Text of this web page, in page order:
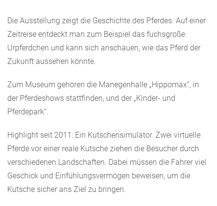
Die Ausstellung zeigt die Geschichte des Pferdes. Auf einer
Zeitreise entdeckt man zum Beispiel das fuchsgroße
Urpferdchen und kann sich anschauen, wie das Pferd der
Zukunft aussehen könnte.
Zum Museum gehören die Manegenhalle „Hippomax“, in
der Pferdeshows stattfinden, und der „Kinder- und
Pferdepark“.
Highlight seit 2011: Ein Kutschensimulator. Zwei virtuelle
Pferde vor einer reale Kutsche ziehen die Besucher durch
verschiedenen Landschaften. Dabei müssen die Fahrer viel
Geschick und Einfühlungsvermögen beweisen, um die
Kutsche sicher ans Ziel zu bringen.